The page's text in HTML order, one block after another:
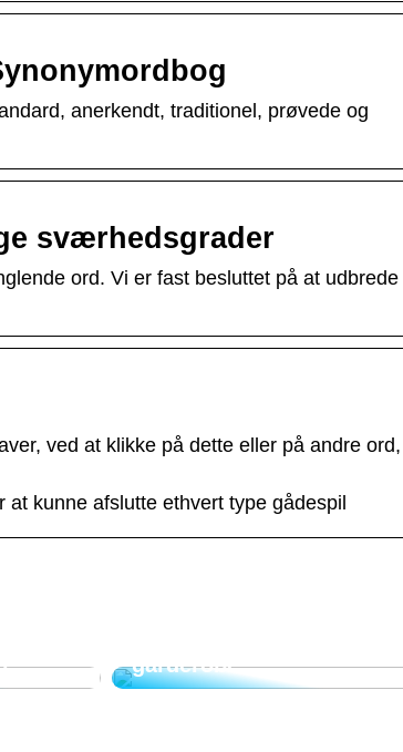
anerkendt, traditionel, prøvede og
sværhedsgrader
ord. Vi er fast besluttet på at udbrede
ved at klikke på dette eller på andre ord,
at kunne afslutte ethvert type gådespil
garderobe